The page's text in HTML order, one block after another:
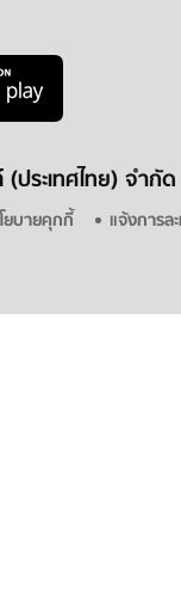
ประเทศไทย) จำกัด
ยบายคุกกี้ แจ้งการล